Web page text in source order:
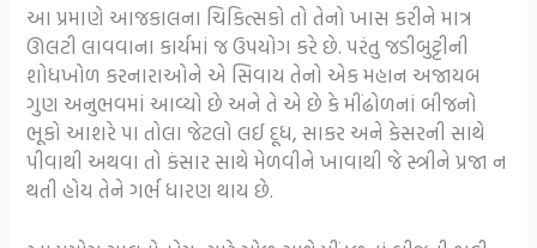
આ પ્રમાણે આજકાલના ચિકિત્સકો તો તેનો ખાસ કરીને માત્ર
ઊલટી લાવવાના કાર્યમાં જ ઉપયોગ કરે છે. પરંતુ જડીબુટ્ટીની
શોધખોળ કરનારાઓને એ સિવાય તેનો એક મહાન અજાયબ
ગુણ અનુભવમાં આવ્યો છે અને તે એ છે કે મીંઢોળનાં બીજનો
ભૂકો આશરે પા તોલા જેટલો લઈ દૂધ, સાકર અને કેસરની સાથે
પીવાથી અથવા તો કંસાર સાથે મેળવીને ખાવાથી જે સ્ત્રીને પ્રજા ન
થતી હોય તેને ગર્ભ ધારણ થાય છે.